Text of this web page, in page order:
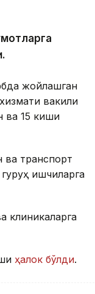
жойлашган
вакили
ва 15 киши
ва транспорт
ишчиларга
клиникаларга
ҳалок бўлди.